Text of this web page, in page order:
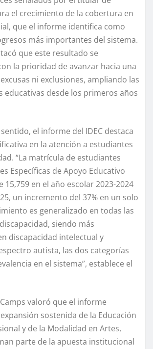
el crecimiento de la cobertura en
que el informe identifica como
más importantes del sistema.
que este resultado se
la prioridad de avanzar hacia una
ni exclusiones, ampliando las
educativas desde los primeros años
el informe del IDEC destaca
en la atención a estudiantes
“La matrícula de estudiantes
Específicas de Apoyo Educativo
15,759 en el año escolar 2023-2024
un incremento del 37% en un solo
es generalizado en todas las
siendo más
discapacidad intelectual y
autista, las dos categorías
en el sistema”, establece el
valoró que el informe
sostenida de la Educación
y de la Modalidad en Artes,
parte de la apuesta institucional